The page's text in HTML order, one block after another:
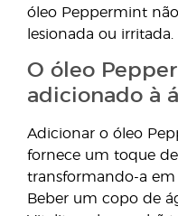
óleo Peppermint
lesionada ou irritada.
O óleo
adicionado à
Adicionar o óleo
fornece um toque
transformando-a em
Beber um copo de